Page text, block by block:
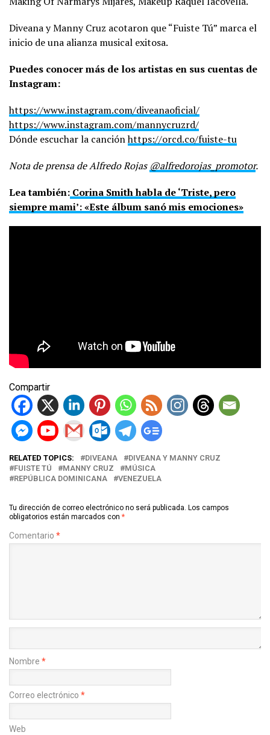
Diveana y Manny Cruz acotaron que “Fuiste Tú” marca el
inicio de una alianza musical exitosa.
Puedes conocer más de los artistas en sus cuentas de
Instagram:
https://www.instagram.com/diveanaoficial/
https://www.instagram.com/mannycruzrd/
Dónde escuchar la canciónhttps://orcd.co/fuiste-tu
Nota de prensa de Alfredo Rojas @alfredorojas_promotor.
Lea también: Corina Smith habla de ‘Triste, pero
siempre mami’: «Este álbum sanó mis emociones»
Compartir
RELATED TOPICS: DIVEANA
DIVEANA Y MANNY CRUZ
FUISTE TÚ
MANNY CRUZ
MÚSICA
REPÚBLICA DOMINICANA
VENEZUELA
Tu dirección de correo electrónico no será publicada. Los campos
obligatorios están marcados con *
Comentario *
Nombre *
Correo electrónico *
Web